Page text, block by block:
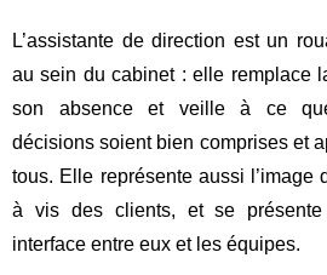
L’assistante de direction est un
au sein du cabinet : elle remplace
son absence et veille à ce
décisions soient bien comprises et
tous. Elle représente aussi l’image
à vis des clients, et se présente
interface entre eux et les équipes.